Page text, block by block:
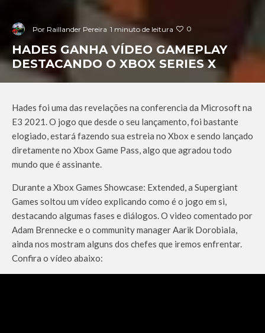
Por Raillander Pereira 1 minuto de leitura 0
HADES GANHA VÍDEO GAMEPLAY
DESTACANDO O XBOX SERIES X
Hades foi uma das revelações na conferencia da Microsoft na
E3 2021. O jogo que desde o seu lançamento, foi bastante
elogiado, estará fazendo sua estreia no Xbox e sendo lançado
diretamente no Xbox Game Pass, algo que agradou todo
mundo que é assinante.
Durante a Xbox Games Showcase: Extended, a Supergiant
Games soltou um vídeo explicando como é o jogo em si,
destacando algumas fases e diálogos. O video comentado por
Adam Brennecke e o community manager Aarik Dorobiala,
ainda nos mostram alguns dos chefes que iremos enfrentar.
Confira o vídeo abaixo: